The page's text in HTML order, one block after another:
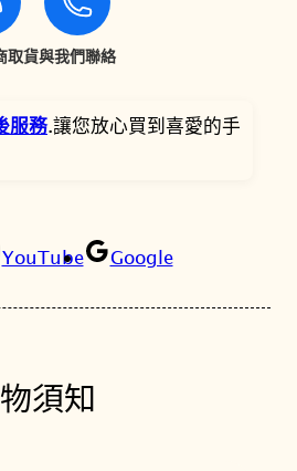
T
$
4
4
0
取貨與我們聯絡
服務.讓您放心買到喜愛的手
YouTube Google
須知